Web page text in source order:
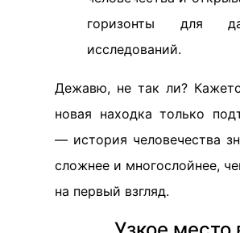
горизонты для
исследований.
Дежавю, не так ли?
новая находка только
— история человечества
сложнее и многослойнее,
на первый взгляд.